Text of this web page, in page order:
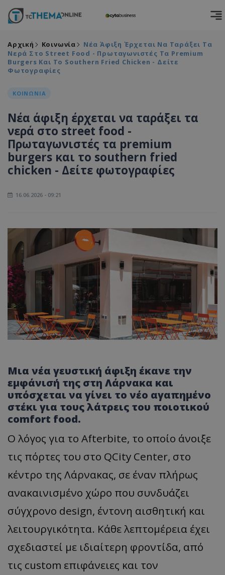
Αρχική Κοινωνία
Νέα Άφιξη Έρχεται Να Ταράξει Τα
Νερά Στο Street Food - Πρωταγωνιστές Τα Premium
Burgers Και Το Southern Fried Chicken - Δείτε
Φωτογραφίες
ΚΟΙΝΩΝΙΑ
Νέα άφιξη έρχεται να ταράξει τα
νερά στο street food -
Πρωταγωνιστές τα premium
burgers και το southern fried
chicken - Δείτε φωτογραφίες
16.06.2026 - 09:21
Μια νέα γευστική άφιξη έκανε την
εμφάνισή της στη Λάρνακα και
υπόσχεται να γίνει το νέο αγαπημένο
στέκι για τους λάτρεις του ποιοτικού
comfort food.
Ο λόγος για το Afterbite, το οποίο άνοιξε
τις πόρτες του στο QCity Center, στο
κέντρο της Λάρνακας, σε έναν πλήρως
ανακαινισμένο χώρο που συνδυάζει
σύγχρονο design, έντονη αισθητική και
λειτουργικότητα. Κάθε λεπτομέρεια έχει
σχεδιαστεί με ιδιαίτερη φροντίδα, από
τις custom επιφάνειες και τον